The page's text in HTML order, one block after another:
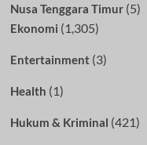
Nusa Tenggara Timur(5)
Ekonomi (1,305)
Entertainment(3)
Health (1)
Hukum & Kriminal (421)